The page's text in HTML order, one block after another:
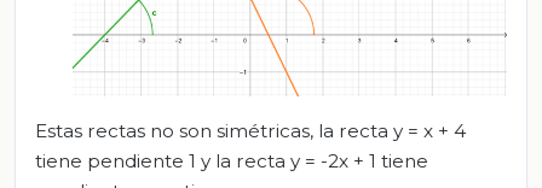
Estas rectas no son simétricas, la recta y = x + 4
tiene pendiente 1 y la recta y = -2x + 1 tiene